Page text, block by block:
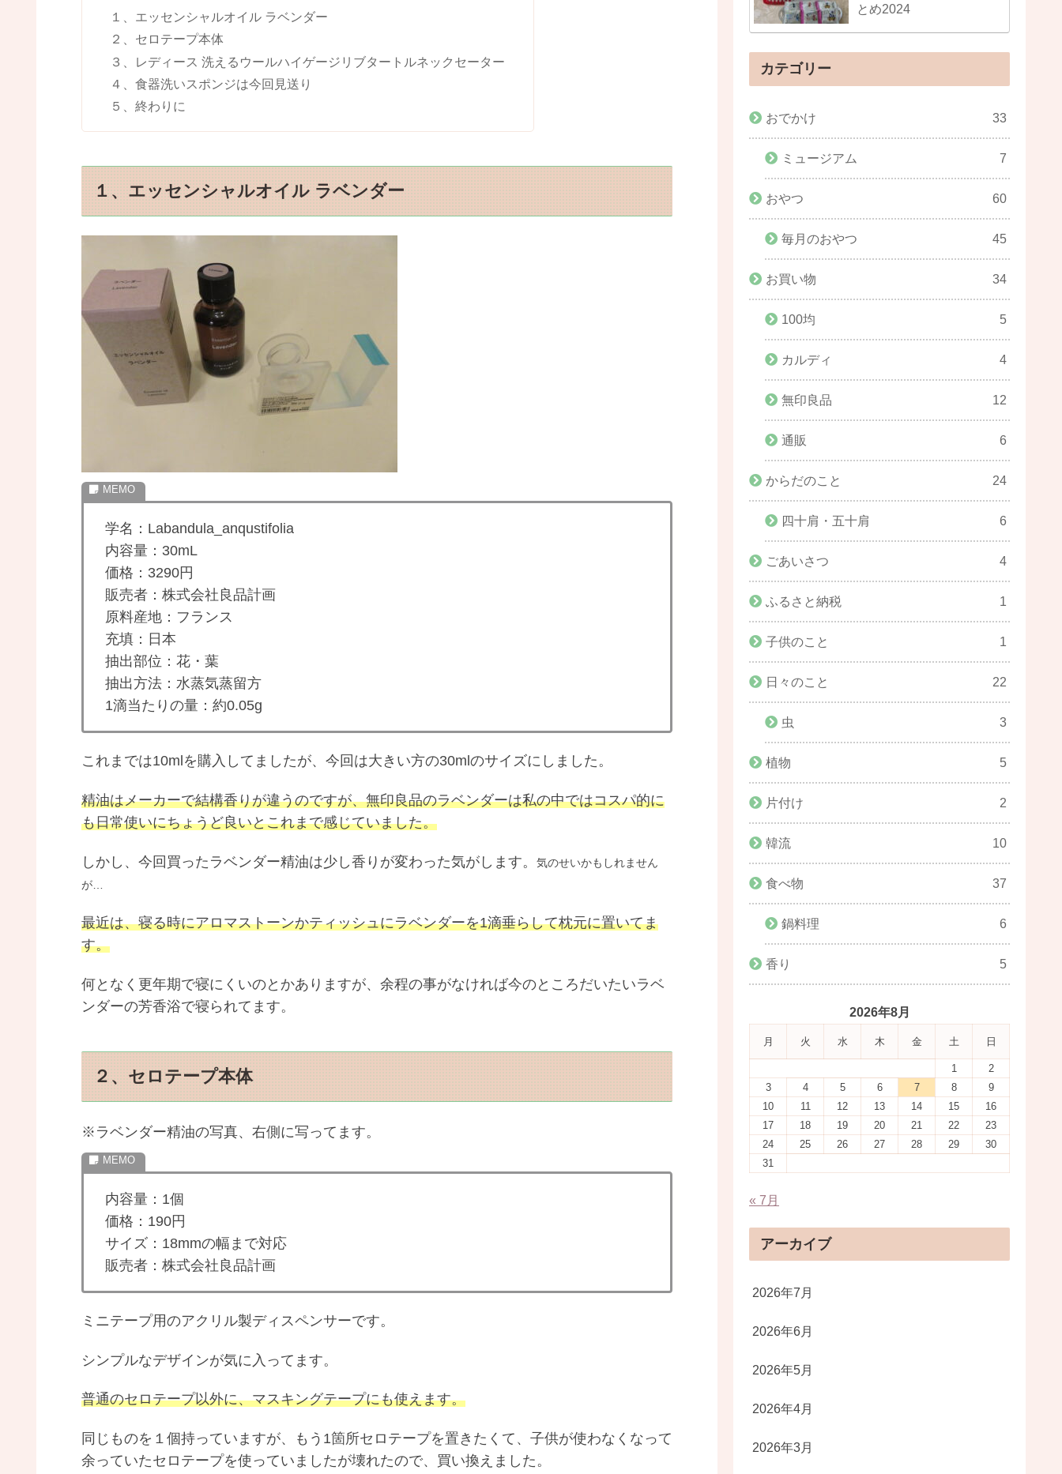
１、エッセンシャルオイル ラベンダー
２、セロテープ本体
３、レディース 洗えるウールハイゲージリブタートルネックセーター
４、食器洗いスポンジは今回見送り
５、終わりに
１、エッセンシャルオイル ラベンダー
学名：Labandula_anqustifolia
内容量：30mL
価格：3290円
販売者：株式会社良品計画
原料産地：フランス
充填：日本
抽出部位：花・葉
抽出方法：水蒸気蒸留方
1滴当たりの量：約0.05g
これまでは10mlを購入してましたが、今回は大きい方の30mlのサイズにしました。
精油はメーカーで結構香りが違うのですが、無印良品のラベンダーは私の中ではコスパ的に
も日常使いにちょうど良いとこれまで感じていました。
しかし、今回買ったラベンダー精油は少し香りが変わった気がします。
気のせいかもしれません
が…
最近は、寝る時にアロマストーンかティッシュにラベンダーを1滴垂らして枕元に置いてま
す。
何となく更年期で寝にくいのとかありますが、余程の事がなければ今のところだいたいラベ
ンダーの芳香浴で寝られてます。
２、セロテープ本体
※ラベンダー精油の写真、右側に写ってます。
内容量：1個
価格：190円
サイズ：18mmの幅まで対応
販売者：株式会社良品計画
ミニテープ用のアクリル製ディスペンサーです。
シンプルなデザインが気に入ってます。
普通のセロテープ以外に、マスキングテープにも使えます。
同じものを１個持っていますが、もう1箇所セロテープを置きたくて、子供が使わなくなって
余っていたセロテープを使っていましたが壊れたので、買い換えました。
とめ2024
カテゴリー
おでかけ 33
ミュージアム 7
おやつ 60
毎月のおやつ 45
お買い物 34
100均 5
カルディ 4
無印良品 12
通販 6
からだのこと 24
四十肩・五十肩 6
ごあいさつ 4
ふるさと納税 1
子供のこと 1
日々のこと 22
虫 3
植物 5
片付け 2
韓流 10
食べ物 37
鍋料理 6
香り 5
2026年8月
月 火 水 木 金 土 日
1
2
3
4 5 6 7 8
9
10
11 12 13 14 15
16
17
18 19 20 21 22
23
24
25 26 27 28 29
30
31
« 7月
アーカイブ
2026年7月
2026年6月
2026年5月
2026年4月
2026年3月